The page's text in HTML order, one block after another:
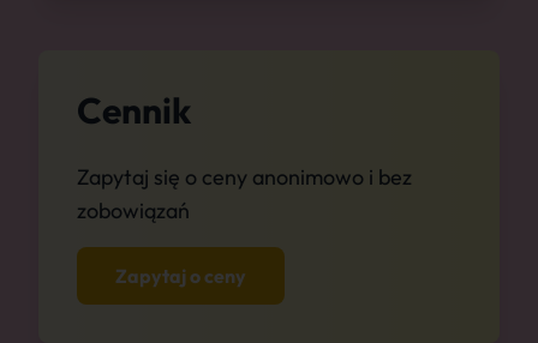
Cennik
Zapytaj się o ceny anonimowo i bez
zobowiązań
Zapytaj o ceny